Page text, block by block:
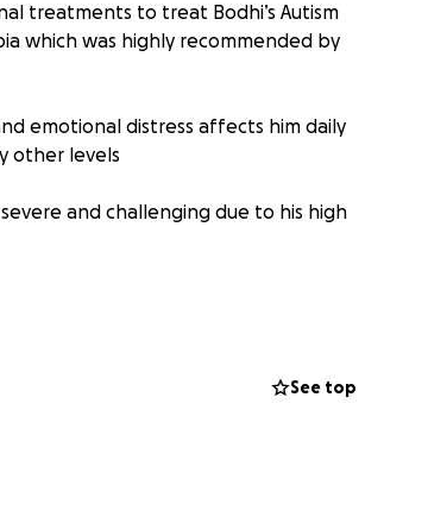
treatments to treat Bodhi’s Autism
which was highly recommended by
emotional distress affects him daily
other levels
and challenging due to his high
our Medical system is failing us
needs and live a “normal life” and
See top